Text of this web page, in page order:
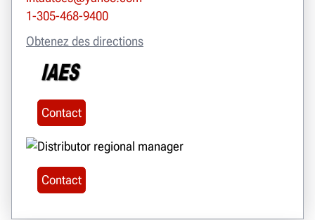
1-305-468-9400
Obtenez des directions
Contact
Contact